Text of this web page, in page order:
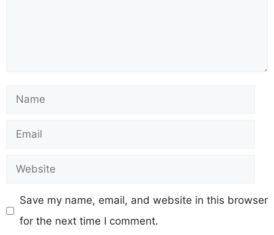
Name
Email
Website
Save my name, email, and website in this browser
for the next time I comment.